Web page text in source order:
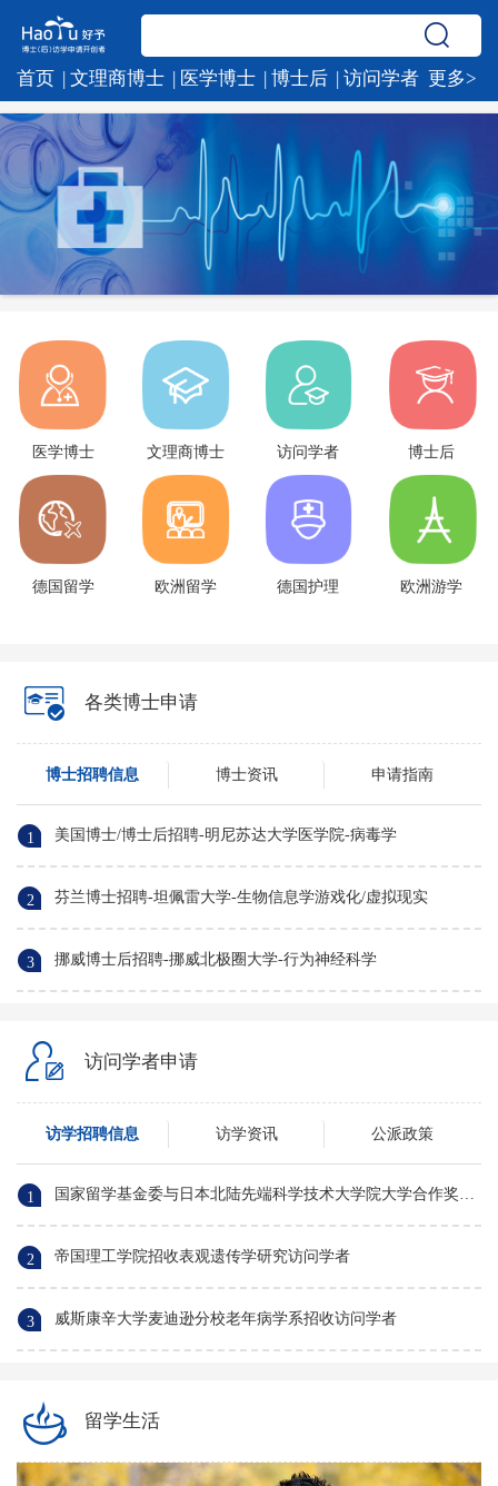
首页 文理商博士 医学博士 博士后 访问学者
公派及直通车项目
关于我们
更多>
医学博士 文理商博士 访问学者 博士后
德国留学 欧洲留学 德国护理 欧洲游学
各类博士申请
博士招聘信息 博士资讯 申请指南
1 美国博士/博士后招聘-明尼苏达大学医学院-病毒学
2 芬兰博士招聘-坦佩雷大学-生物信息学游戏化/虚拟现实
3 挪威博士后招聘-挪威北极圈大学-行为神经科学
访问学者申请
访学招聘信息 访学资讯 公派政策
1
2 帝国理工学院招收表观遗传学研究访问学者
3 威斯康辛大学麦迪逊分校老年病学系招收访问学者
留学生活